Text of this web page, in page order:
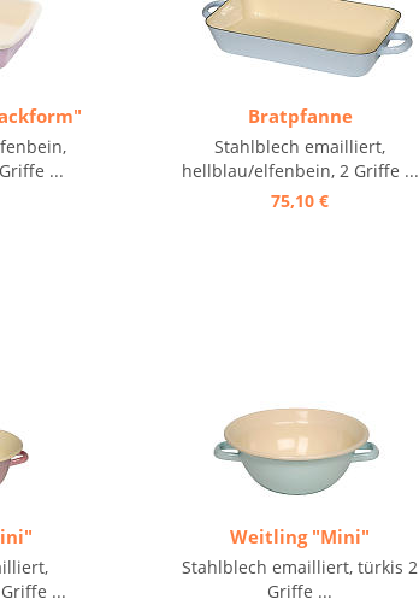
...
Bratpfanne
Stahlblech emailliert,
hellblau/elfenbein, 2 Griffe ...
75,10 €
...
Weitling "Mini"
Stahlblech emailliert, türkis 2
Griffe ...